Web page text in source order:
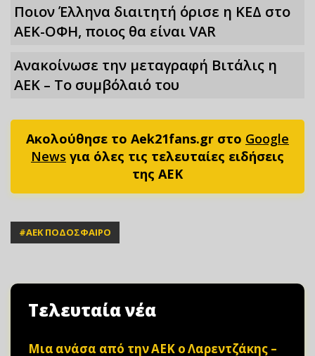
Ποιον Έλληνα διαιτητή όρισε η ΚΕΔ στο
ΑΕΚ-ΟΦΗ, ποιος θα είναι VAR
Ανακοίνωσε την μεταγραφή Βιτάλις η
ΑΕΚ – Το συμβόλαιό του
Ακολούθησε το Aek21fans.gr στο Google
News για όλες τις τελευταίες ειδήσεις
της ΑΕΚ
#ΑΕΚ ΠΟΔΟΣΦΑΙΡΟ
Τελευταία νέα
Μια ανάσα από την ΑΕΚ ο Λαρεντζάκης –